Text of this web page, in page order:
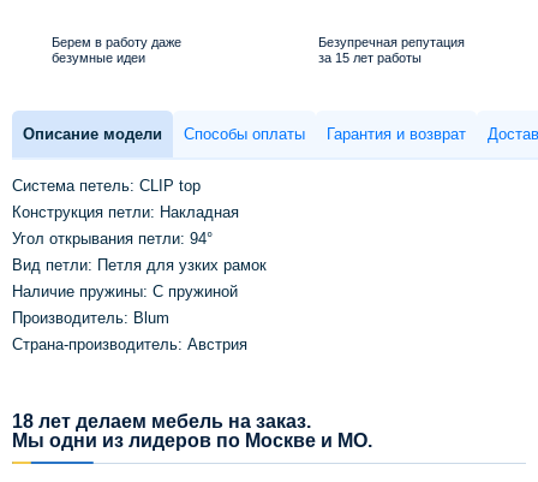
Берем в работу даже
безумные идеи
Безупречная репутация
за 15 лет работы
Описание модели Способы оплаты Гарантия и возврат
Система петель: CLIP top
Конструкция петли: Накладная
Угол открывания петли: 94°
Вид петли: Петля для узких рамок
Наличие пружины: С пружиной
Производитель: Blum
Страна-производитель: Австрия
18 лет делаем мебель на заказ.
Мы одни из лидеров по Москве и МО.